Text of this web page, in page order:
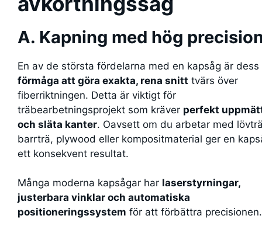
A. Kapning med hög
En av de största fördelarna med en kapsåg är dess
förmåga att göra exakta, rena snitt tvärs över
fiberriktningen. Detta är viktigt för
träbearbetningsprojekt som kräver perfekt
och släta kanter. Oavsett om du arbetar med
barrträ, plywood eller kompositmaterial ger en
ett konsekvent resultat.
Många moderna kapsågar har laserstyrningar,
justerbara vinklar och automatiska
positioneringssystem för att förbättra precisionen.